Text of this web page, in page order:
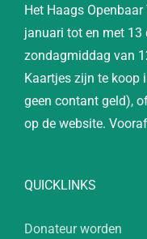
Het Haags
januari tot en met 13
zondagmiddag van
Kaartjes zijn te koop
geen contant geld),
op de website.
QUICKLINKS
Donateur worden